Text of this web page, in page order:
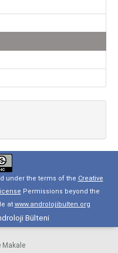
under the terms of the Creative
Permissions beyond the
at www.androlojibulten.org
Bülteni
Makale